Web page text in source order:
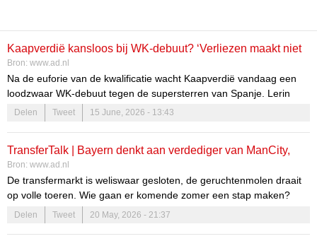
Kaapverdië kansloos bij WK-debuut? ‘Verliezen maakt niet
uit, spelen tegen Spanje is het hoogst haalbare’
Bron: www.ad.nl
Na de euforie van de kwalificatie wacht Kaapverdië vandaag een
loodzwaar WK-debuut tegen de supersterren van Spanje. Lerin
Duarte, voormalig speler van Sparta, Heracles en Ajax, spreekt
over deze onmogelijke opgave, ‘Cabo-trots’ en de minieme kans
opnieuw geschiedenis.”
Delen Tweet 15 June, 2026 - 13:43
TransferTalk | Bayern denkt aan verdediger van ManCity,
Nederlands tweetal weg bij Antwerp, Heracles niet verder
Bron: www.ad.nl
De transfermarkt is weliswaar gesloten, de geruchtenmolen draait
op volle toeren. Wie gaan er komende zomer een stap maken?
Hier blijf je op de hoogte van alle ontwikkelingen.
Delen Tweet 20 May, 2026 - 21:37